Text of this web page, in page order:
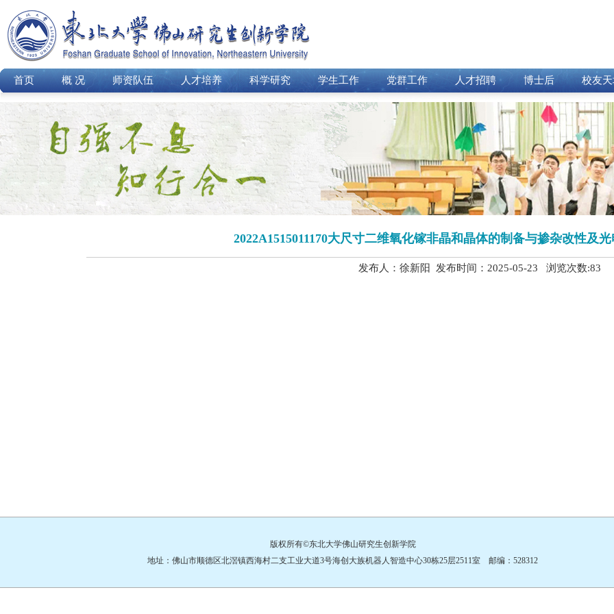
首页 概 况 师资队伍 人才培养 科学研究 学生工作 党群工作 人才招聘 博士后 校友
2022A1515011170大尺寸二维氧化镓非晶和晶体的制备与掺杂改性及
发布人：徐新阳 发布时间：2025-05-23 浏览次数:83
版权所有©东北大学佛山研究生创新学院
地址：佛山市顺德区北滘镇西海村二支工业大道3号海创大族机器人智造中心30栋25层2511室 邮编：528312